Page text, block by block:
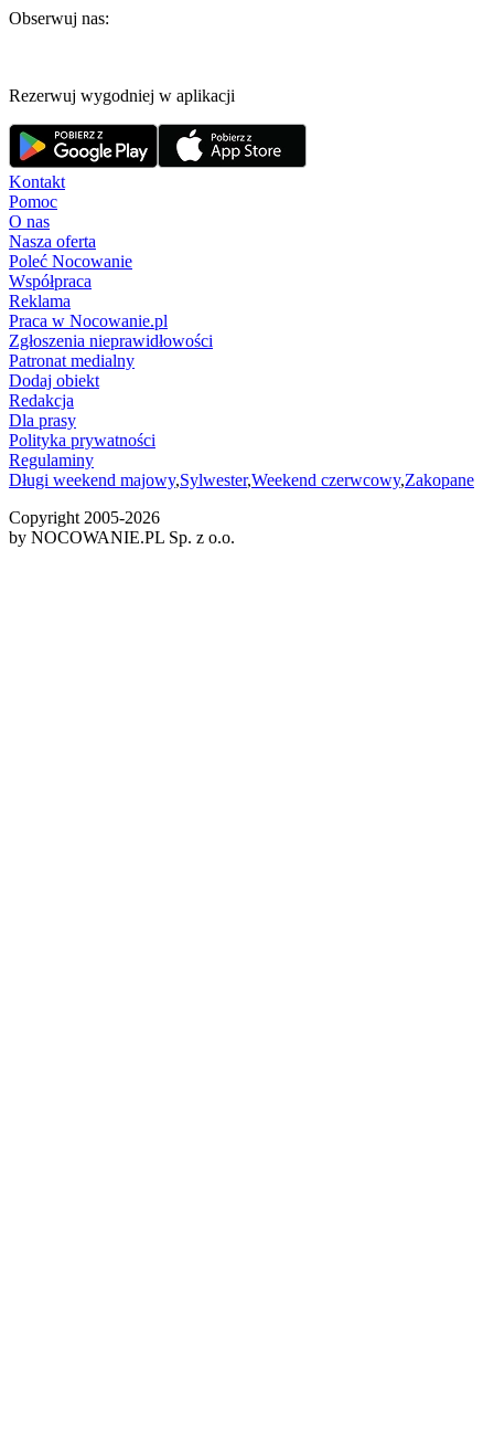
Obserwuj nas:
Rezerwuj wygodniej w aplikacji
Kontakt
Pomoc
O nas
Nasza oferta
Poleć Nocowanie
Współpraca
Reklama
Praca w Nocowanie.pl
Zgłoszenia nieprawidłowości
Patronat medialny
Dodaj obiekt
Redakcja
Dla prasy
Polityka prywatności
Regulaminy
Długi weekend majowy,Sylwester,Weekend czerwcowy,Zakopane
Copyright 2005-2026
by NOCOWANIE.PL Sp. z o.o.